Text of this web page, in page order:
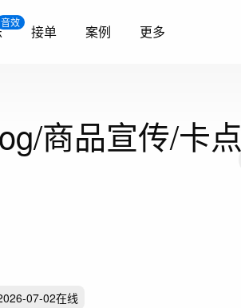
音效
接单 案例 更多
商品宣传/卡点
07-02在线